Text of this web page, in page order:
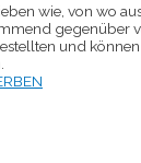
wie, von wo
gegenüber
und